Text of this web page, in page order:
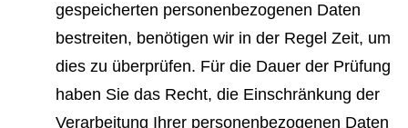
gespeicherten personenbezogenen Daten
bestreiten, benötigen wir in der Regel Zeit, um
dies zu überprüfen. Für die Dauer der Prüfung
haben Sie das Recht, die Einschränkung der
Verarbeitung Ihrer personenbezogenen Daten